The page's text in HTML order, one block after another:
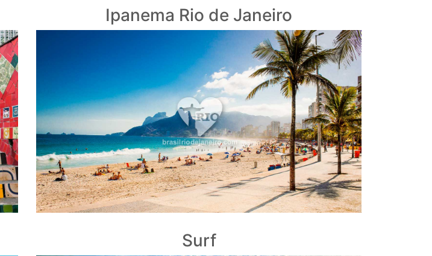
Ipanema Rio de Janeiro
Surf